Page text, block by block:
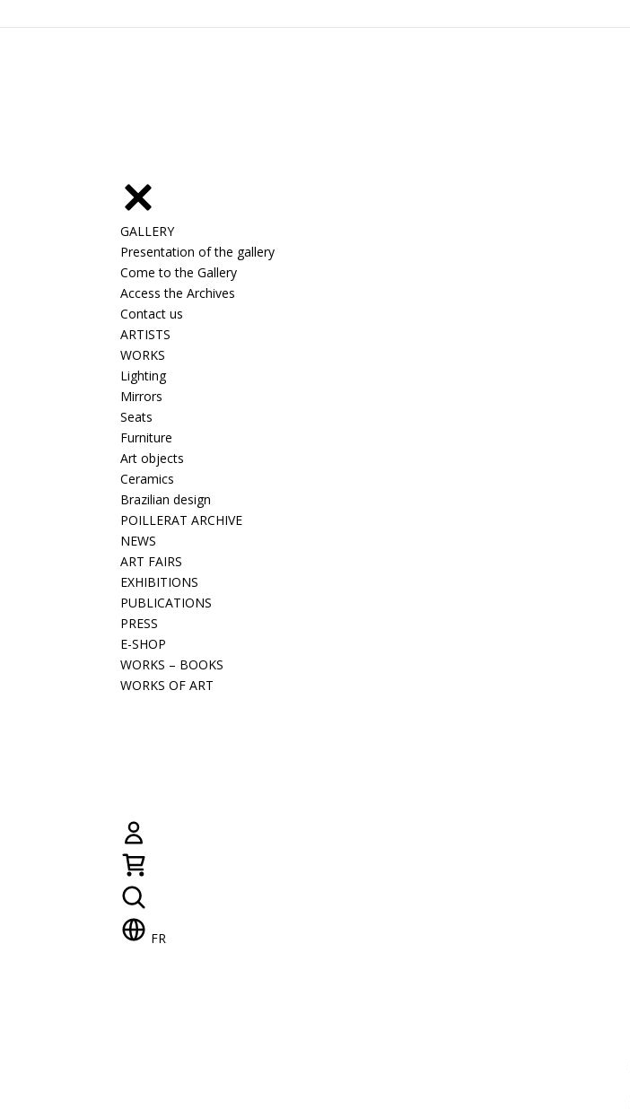
GALLERY
Presentation of the gallery
Come to the Gallery
Access the Archives
Contact us
ARTISTS
WORKS
Lighting
Mirrors
Seats
Furniture
Art objects
Ceramics
Brazilian design
POILLERAT ARCHIVE
NEWS
ART FAIRS
EXHIBITIONS
PUBLICATIONS
PRESS
E-SHOP
WORKS – BOOKS
WORKS OF ART
FR